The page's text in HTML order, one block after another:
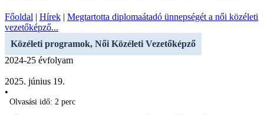
Főoldal | Hírek | Megtartotta diplomaátadó ünnepségét a női közéleti
vezetőképző...
Közéleti programok, Női Közéleti Vezetőképző
2024-25 évfolyam
2025. június 19.
•
Olvasási idő: 2 perc